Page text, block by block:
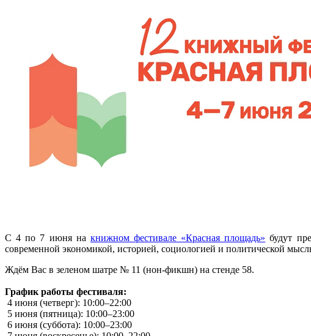
С 4 по 7 июня на книжном фестивале «Красная площадь» будут
современной экономикой, историей, социологией и политической
Ждём Вас в зеленом шатре № 11 (нон-фикшн) на стенде 58.
График работы фестиваля:
4 июня (четверг): 10:00–22:00
5 июня (пятница): 10:00–23:00
6 июня (суббота): 10:00–23:00